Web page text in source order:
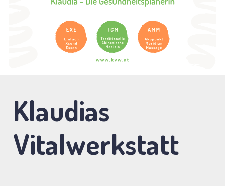
Klaudias
Vitalwerkstatt